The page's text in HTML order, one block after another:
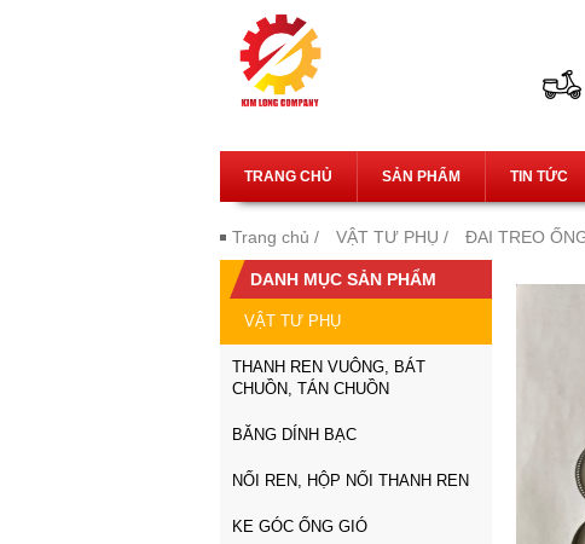
TRANG CHỦ SẢN PHẨM TIN TỨC
Trang chủ / VẬT TƯ PHỤ / ĐAI TREO
DANH MỤC SẢN PHẨM
VẬT TƯ PHỤ
THANH REN VUÔNG, BÁT
CHUỒN, TÁN CHUỒN
BĂNG DÍNH BẠC
NỐI REN, HỘP NỐI THANH REN
KE GÓC ỐNG GIÓ